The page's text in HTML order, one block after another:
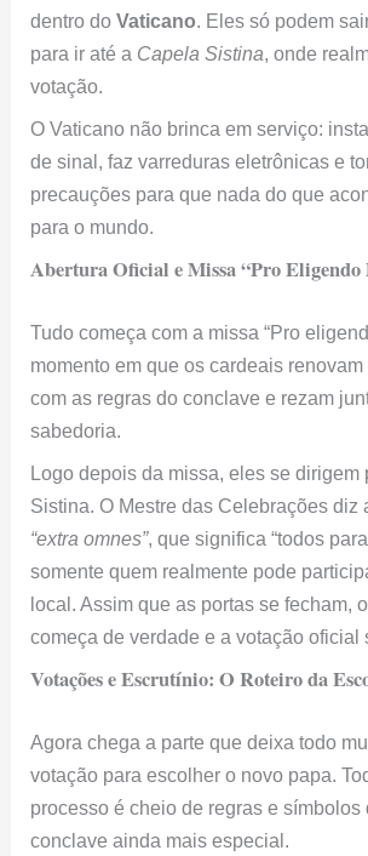
dentro doVaticano . Eles só podem
para ir até a Capela Sistina , onde
votação.
O Vaticano não brinca em serviço:
de sinal, faz varreduras eletrônicas e
precauções para que nada do que
para o mundo.
Abertura Oficial e Missa “Pro Eligendo
Tudo começa com a missa “Pro
momento em que os cardeais
com as regras do conclave e rezam
sabedoria.
Logo depois da missa, eles se dirigem
Sistina. O Mestre das Celebrações diz
“extra omnes”, que significa “todos
somente quem realmente pode
local. Assim que as portas se fecham,
começa de verdade e a votação oficial
Votações e Escrutínio: O Roteiro da
Agora chega a parte que deixa todo
votação para escolher o novo papa.
processo é cheio de regras e símbolos
conclave ainda mais especial.